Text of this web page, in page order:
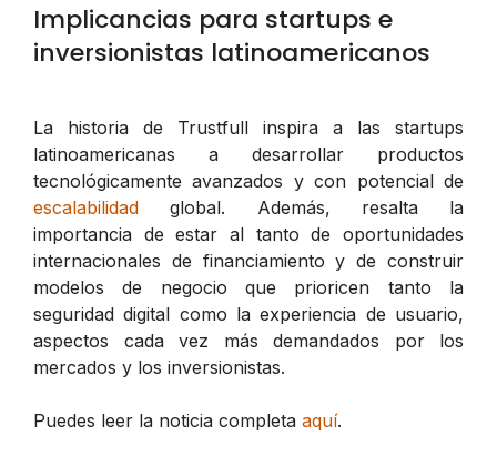
Implicancias para startups e
inversionistas latinoamericanos
La historia de Trustfull inspira a las startups
latinoamericanas a desarrollar productos
tecnológicamente avanzados y con potencial de
escalabilidad global. Además, resalta la
importancia de estar al tanto de oportunidades
internacionales de financiamiento y de construir
modelos de negocio que prioricen tanto la
seguridad digital como la experiencia de usuario,
aspectos cada vez más demandados por los
mercados y los inversionistas.
Puedes leer la noticia completa aquí.